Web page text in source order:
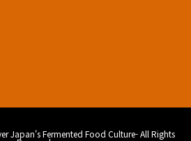
Japan's Fermented Food Culture- All Rights